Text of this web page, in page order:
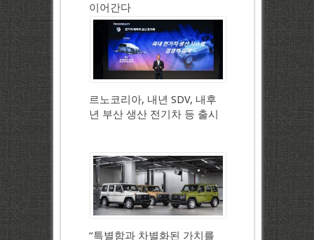
이어간다
르노코리아, 내년 SDV, 내후
년 부산 생산 전기차 등 출시
“특별함과 차별화된 가치를